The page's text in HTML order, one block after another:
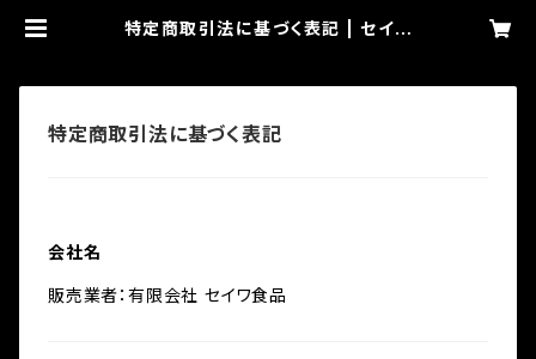
特定商取引法に基づく表記 | セイワ
特定商取引法に基づく表記
会社名
販売業者：有限会社 セイワ食品